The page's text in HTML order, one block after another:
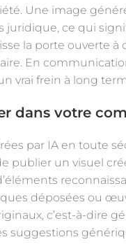
Une image
juridique, ce qui
la porte ouverte
En
vrai frein à long
dans votre
par IA en toute
publier un visuel
déposées ou
c’est-à-dire
suggestions